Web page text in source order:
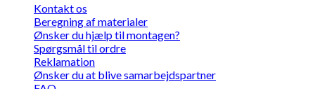
Kontakt os
Beregning af materialer
Ønsker du hjælp til montagen?
Spørgsmål til ordre
Reklamation
Ønsker du at blive samarbejdspartner